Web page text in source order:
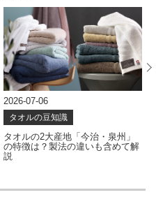
2026-07-06
タオルの豆知識
タオルの2大産地「今治・泉州」
の特徴は？製法の違いも含めて解
説